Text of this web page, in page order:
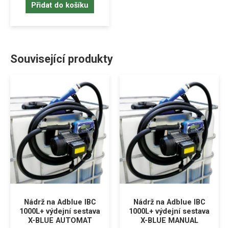
Přidat do košíku
Související produkty
Nádrž na Adblue IBC
1000L+ výdejní sestava
X-BLUE AUTOMAT
Nádrž na Adblue IBC
1000L+ výdejní sestava
X-BLUE MANUAL